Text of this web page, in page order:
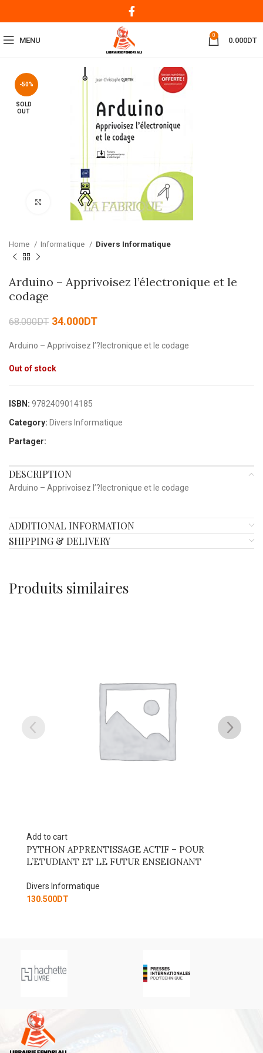
MENU
0
0.000DT
-50%
SOLD
OUT
Click to enlarge
Home Informatique Divers Informatique
Arduino – Apprivoisez l’électronique et le
codage
68.000DT 34.000DT
Arduino – Apprivoisez l’?lectronique et le codage
Out of stock
ISBN: 9782409014185
Category: Divers Informatique
Partager:
DESCRIPTION
Arduino – Apprivoisez l’?lectronique et le codage
ADDITIONAL INFORMATION
SHIPPING & DELIVERY
Produits similaires
Add to cart
PYTHON APPRENTISSAGE ACTIF – POUR
L’ETUDIANT ET LE FUTUR ENSEIGNANT
Divers Informatique
130.500DT